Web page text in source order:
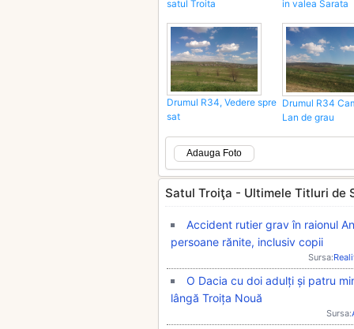
satul Troita
in valea Sarata
Drumul R34, Vedere spre
sat
Drumul R34
Lan de grau
Adauga Foto
Satul Troiţa - Ultimele Titluri de
Accident rutier grav în raionul
persoane rănite, inclusiv copii
Sursa:
O Dacia cu doi adulți și patru
lângă Troița Nouă
Sursa: